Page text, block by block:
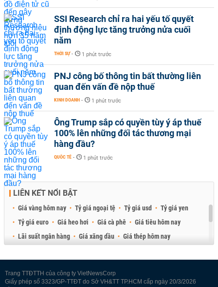
SSI Research chỉ ra hai yếu tố quyết
định động lực tăng trưởng nửa cuối
năm
THỜI SỰ - 1 phút trước
PNJ công bố thông tin bất thường liên
quan đến vấn đề nộp thuế
KINH DOANH - 1 phút trước
Ông Trump sắp có quyền tùy ý áp thuế
100% lên những đối tác thương mại
hàng đầu?
QUỐC TẾ - 1 phút trước
LIÊN KẾT NỔI BẬT
Giá vàng hôm nay Tỷ giá ngoại tệ Tỷ giá usd
Tỷ giá yen
Tỷ giá euro
Giá heo hơi Giá cà phê
Giá tiêu hôm nay
Lãi suất ngân hàng
Giá xăng dầu
Giá thép hôm nay
Trang TTĐTTH của công ty VietNewsCorp
Giấy phép số 3323/GP-TTĐT do Sở VH&TT TP.HCM cấp ngày 20/3/2026